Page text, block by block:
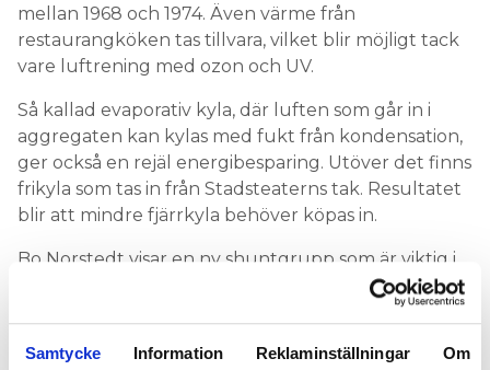
Samtycke Information Reklaminställningar Om
mellan 1968 och 1974. Även värme från
restaurangköken tas tillvara, vilket blir möjligt tack
vare luftrening med ozon och UV.
Så kallad evaporativ kyla, där luften som går in i
aggregaten kan kylas med fukt från kondensation,
ger också en rejäl energibesparing. Utöver det finns
frikyla som tas in från Stadsteaterns tak. Resultatet
blir att mindre fjärrkyla behöver köpas in.
Bo Norstedt visar en ny shuntgrupp som är viktig i
sammanhanget. Den hanterar både värme och kyla,
– En förskräcklig tanke är om det blir fel här – om